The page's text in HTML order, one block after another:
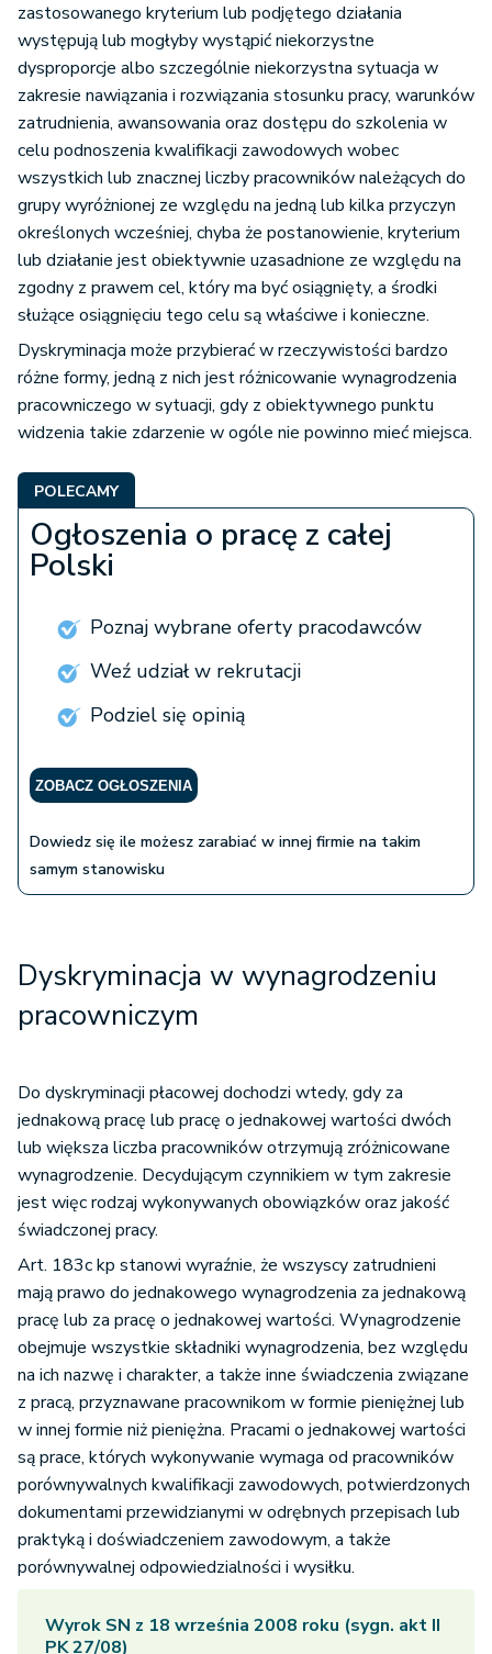
zastosowanego kryterium lub podjętego działania
występują lub mogłyby wystąpić niekorzystne
dysproporcje albo szczególnie niekorzystna sytuacja w
zakresie nawiązania i rozwiązania stosunku pracy, warunków
zatrudnienia, awansowania oraz dostępu do szkolenia w
celu podnoszenia kwalifikacji zawodowych wobec
wszystkich lub znacznej liczby pracowników należących do
grupy wyróżnionej ze względu na jedną lub kilka przyczyn
określonych wcześniej, chyba że postanowienie, kryterium
lub działanie jest obiektywnie uzasadnione ze względu na
zgodny z prawem cel, który ma być osiągnięty, a środki
służące osiągnięciu tego celu są właściwe i konieczne.
Dyskryminacja może przybierać w rzeczywistości bardzo
różne formy, jedną z nich jest różnicowanie wynagrodzenia
pracowniczego w sytuacji, gdy z obiektywnego punktu
widzenia takie zdarzenie w ogóle nie powinno mieć miejsca.
POLECAMY
Ogłoszenia o pracę z całej
Polski
Poznaj wybrane oferty pracodawców
Weź udział w rekrutacji
Podziel się opinią
ZOBACZ OGŁOSZENIA
Dowiedz się ile możesz zarabiać w innej firmie na takim
samym stanowisku
Dyskryminacja w wynagrodzeniu
pracowniczym
Do dyskryminacji płacowej dochodzi wtedy, gdy za
jednakową pracę lub pracę o jednakowej wartości dwóch
lub większa liczba pracowników otrzymują zróżnicowane
wynagrodzenie. Decydującym czynnikiem w tym zakresie
jest więc rodzaj wykonywanych obowiązków oraz jakość
świadczonej pracy.
Art. 183c kp stanowi wyraźnie, że wszyscy zatrudnieni
mają prawo do jednakowego wynagrodzenia za jednakową
pracę lub za pracę o jednakowej wartości. Wynagrodzenie
obejmuje wszystkie składniki wynagrodzenia, bez względu
na ich nazwę i charakter, a także inne świadczenia związane
z pracą, przyznawane pracownikom w formie pieniężnej lub
w innej formie niż pieniężna. Pracami o jednakowej wartości
są prace, których wykonywanie wymaga od pracowników
porównywalnych kwalifikacji zawodowych, potwierdzonych
dokumentami przewidzianymi w odrębnych przepisach lub
praktyką i doświadczeniem zawodowym, a także
porównywalnej odpowiedzialności i wysiłku.
Wyrok SN z 18 września 2008 roku (sygn. akt II
PK 27/08)